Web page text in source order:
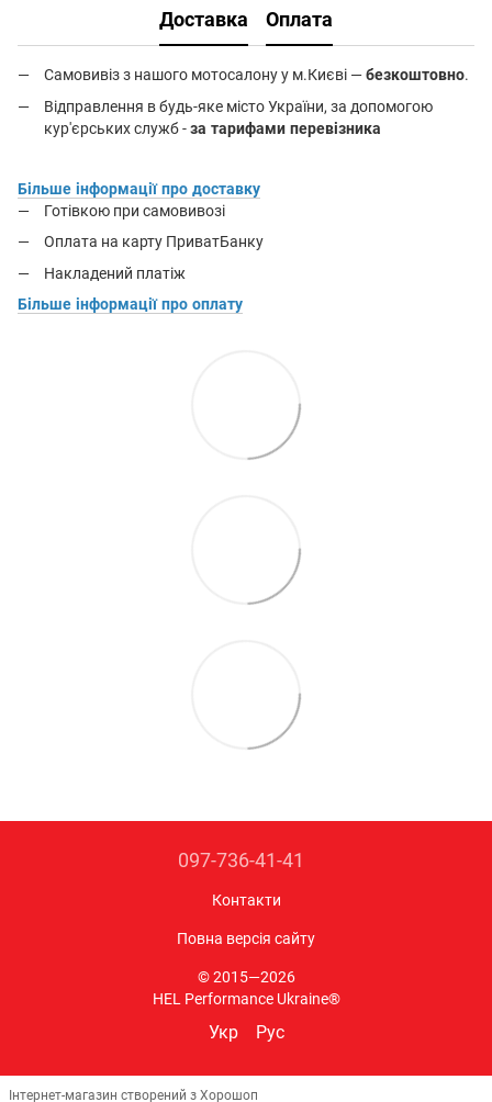
Доставка Оплата
Самовивіз з нашого мотосалону у м.Києві —безкоштовно.
Відправлення в будь-яке місто України, за допомогою
кур'єрських служб -за тарифами перевізника
Більше інформації про доставку
Готівкою при самовивозі
Оплата на карту ПриватБанку
Накладений платіж
Більше інформації про оплату
097-736-41-41
Контакти
Повна версія сайту
© 2015—2026
HEL Performance Ukraine®
Укр Рус
Інтернет-магазин створений з Хорошоп